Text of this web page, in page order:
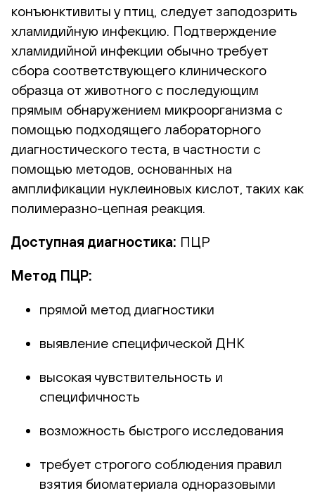
конъюнктивиты у птиц, следует заподозрить
хламидийную инфекцию. Подтверждение
хламидийной инфекции обычно требует
сбора соответствующего клинического
образца от животного с последующим
прямым обнаружением микроорганизма с
помощью подходящего лабораторного
диагностического теста, в частности с
помощью методов, основанных на
амплификации нуклеиновых кислот, таких как
полимеразно-цепная реакция.
Доступная диагностика: ПЦР
Метод ПЦР:
прямой метод диагностики
выявление специфической ДНК
высокая чувствительность и
специфичность
возможность быстрого исследования
требует строгого соблюдения правил
взятия биоматериала одноразовыми